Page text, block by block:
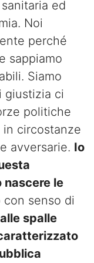
ed
Noi
perché
sappiamo
Siamo
giustizia ci
politiche
circostanze
avversarie. Io
nascere le
senso di
spalle